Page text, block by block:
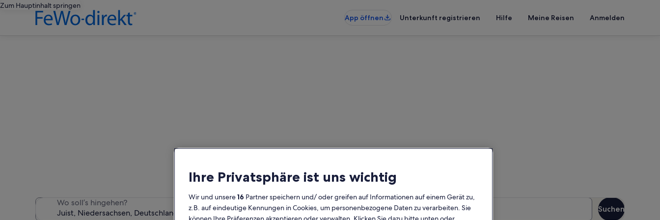
Zum Hauptinhalt springen
App öffnen
Unterkunft registrieren Hilfe Meine Reisen Anmelden
Verfügbarkeit zu prüfen
Wo soll’s hingehen? Daten
Gäste
2 Gäste
Suchen
Ihre Privatsphäre ist uns wichtig
Wir und unsere16 Partner speichern und/ oder greifen auf Informationen auf einem Gerät zu,
z.B. auf eindeutige Kennungen in Cookies, um personenbezogene Daten zu verarbeiten. Sie